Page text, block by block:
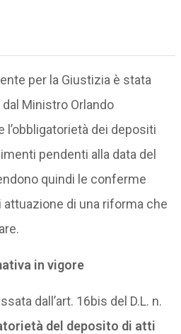
per la Giustizia è stata
Ministro Orlando
l’obbligatorietà dei depositi
pendenti alla data del
quindi le conferme
attuazione di una riforma che
in vigore
dall’art. 16bis del D.L. n.
del deposito di atti